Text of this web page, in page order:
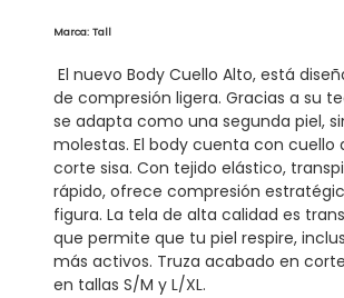
Marca: Tall
El nuevo Body Cuello Alto, está
de compresión ligera. Gracias a su
se adapta como una segunda piel,
molestas. El body cuenta con cuello
corte sisa. Con tejido elástico,
rápido, ofrece compresión
figura. La tela de alta calidad es
que permite que tu piel respire,
más activos. Truza acabado en
en tallas S/M y L/XL.